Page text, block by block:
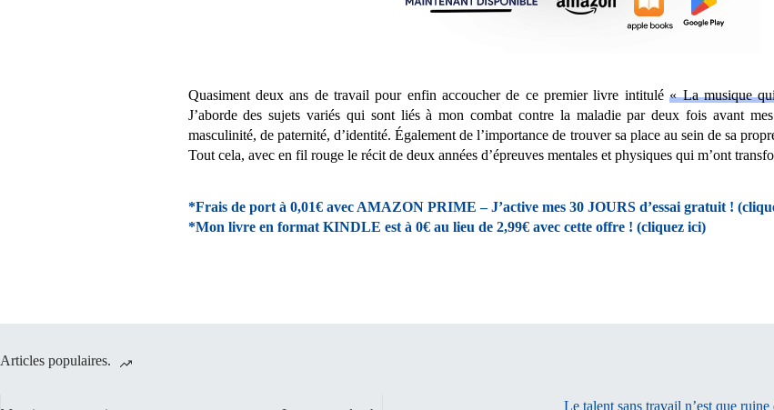
Quasiment deux ans de travail pour enfin accoucher de ce premier livre intitulé« La musique
J’aborde des sujets variés qui sont liés à mon combat contre la maladie par deux fois avant
masculinité, de paternité, d’identité. Également de l’importance de trouver sa place au sein de sa
Tout cela, avec en fil rouge le récit de deux années d’épreuves mentales et physiques qui m’ont
*Frais de port à 0,01€ avec AMAZON PRIME – J’active mes 30 JOURS d’essai gratuit !
*Mon livre en format KINDLE est à 0€ au lieu de 2,99€ avec cette offre ! (cliquez ici)
Articles populaires.
Le talent sans travail n’est que ruine